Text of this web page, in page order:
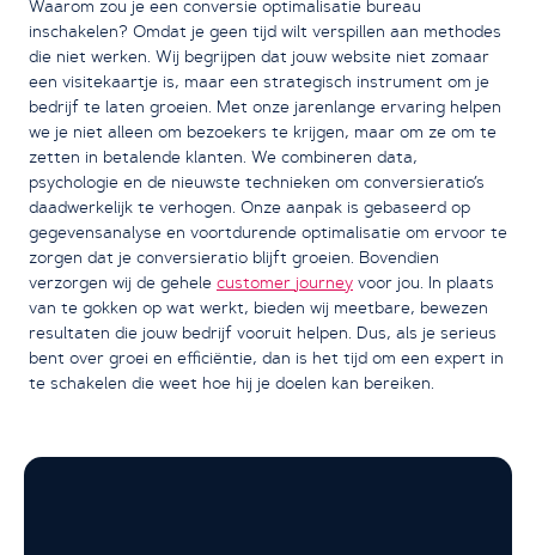
Waarom zou je een conversie optimalisatie bureau
inschakelen? Omdat je geen tijd wilt verspillen aan methodes
die niet werken. Wij begrijpen dat jouw website niet zomaar
een visitekaartje is, maar een strategisch instrument om je
bedrijf te laten groeien. Met onze jarenlange ervaring helpen
we je niet alleen om bezoekers te krijgen, maar om ze om te
zetten in betalende klanten. We combineren data,
psychologie en de nieuwste technieken om conversieratio’s
daadwerkelijk te verhogen. Onze aanpak is gebaseerd op
gegevensanalyse en voortdurende optimalisatie om ervoor te
zorgen dat je conversieratio blijft groeien. Bovendien
verzorgen wij de gehele customer journey voor jou. In plaats
van te gokken op wat werkt, bieden wij meetbare, bewezen
resultaten die jouw bedrijf vooruit helpen. Dus, als je serieus
bent over groei en efficiëntie, dan is het tijd om een expert in
te schakelen die weet hoe hij je doelen kan bereiken.